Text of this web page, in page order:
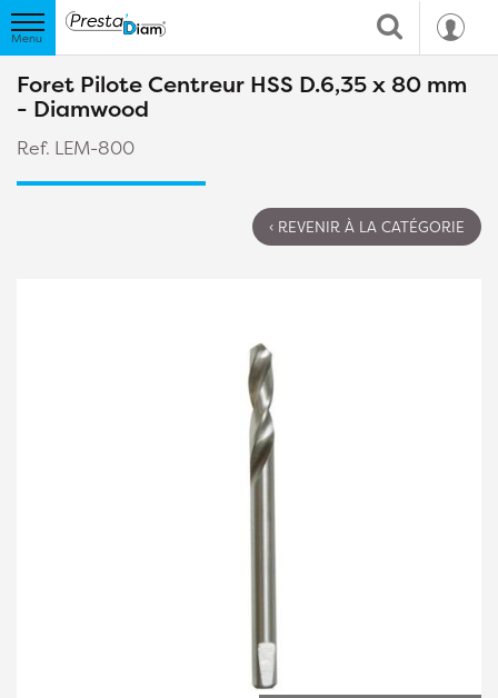
Foret Pilote Centreur HSS D.6,35 x 80 mm
- Diamwood
Ref. LEM-800
‹ REVENIR À LA CATÉGORIE